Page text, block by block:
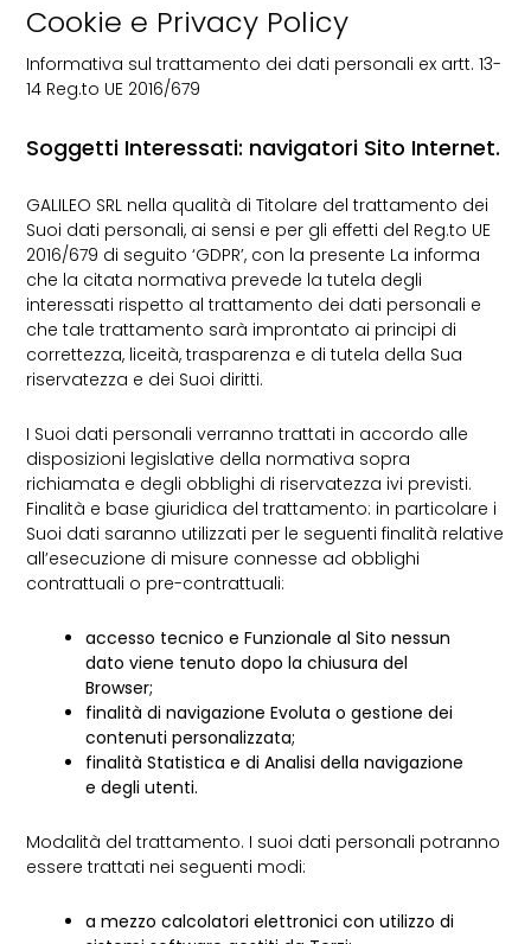
FR 
Cookie e Privacy Policy
Informativa sul trattamento dei dati personali ex artt. 13-
14 Reg.to UE 2016/679
Soggetti Interessati: navigatori Sito Internet.
GALILEO SRL nella qualità di Titolare del trattamento dei
Suoi dati personali, ai sensi e per gli effetti del Reg.to UE
2016/679 di seguito ‘GDPR’, con la presente La informa
che la citata normativa prevede la tutela degli
interessati rispetto al trattamento dei dati personali e
che tale trattamento sarà improntato ai principi di
correttezza, liceità, trasparenza e di tutela della Sua
riservatezza e dei Suoi diritti.
I Suoi dati personali verranno trattati in accordo alle
disposizioni legislative della normativa sopra
richiamata e degli obblighi di riservatezza ivi previsti.
Finalità e base giuridica del trattamento: in particolare i
Suoi dati saranno utilizzati per le seguenti finalità relative
all’esecuzione di misure connesse ad obblighi
contrattuali o pre-contrattuali:
accesso tecnico e Funzionale al Sito nessun
dato viene tenuto dopo la chiusura del
Browser;
finalità di navigazione Evoluta o gestione dei
contenuti personalizzata;
finalità Statistica e di Analisi della navigazione
e degli utenti.
Modalità del trattamento. I suoi dati personali potranno
essere trattati nei seguenti modi:
a mezzo calcolatori elettronici con utilizzo di